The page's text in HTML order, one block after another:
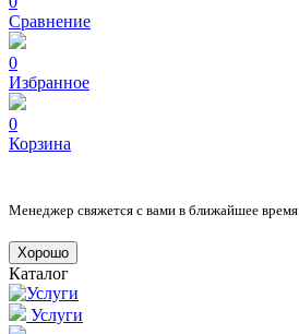
Сравнение
0
Избранное
0
Корзина
Менеджер свяжется с вами в ближайшее время
Хорошо
Каталог
Услуги